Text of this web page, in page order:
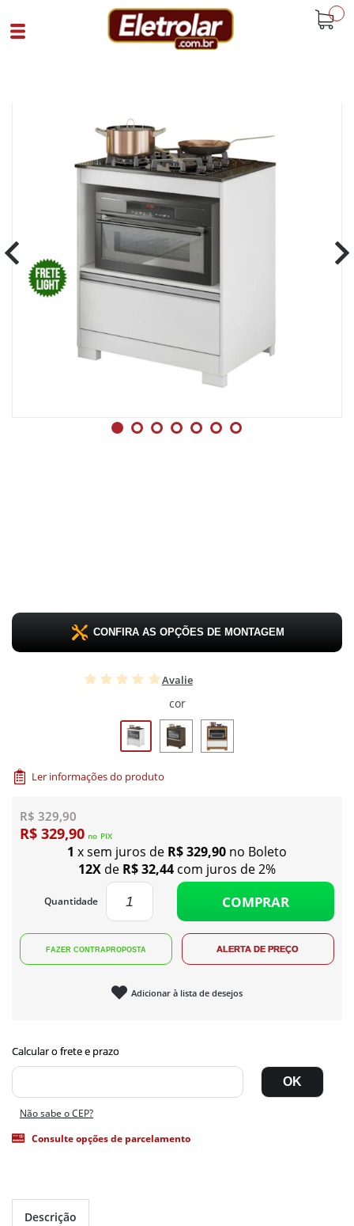
Home Cozinha E Lavandeira Balcões
Balcão Cooktop Nt3110 Notável Branco
SKU 108080|1491|1
CONFIRA AS OPÇÕES DE MONTAGEM
Avalie
cor
Ler informações do produto
R$ 329,90
R$ 329,90 no PIX
1 x sem juros de R$ 329,90 no Boleto
12X de R$ 32,44 com juros de 2%
Quantidade COMPRAR
Adicionar à lista de desejos
Não sabe o CEP?
Consulte opções de parcelamento
Descrição